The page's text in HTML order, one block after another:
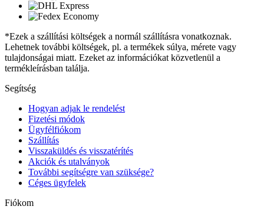
*Ezek a szállítási költségek a normál szállításra vonatkoznak.
Lehetnek további költségek, pl. a termékek súlya, mérete vagy
tulajdonságai miatt. Ezeket az információkat közvetlenül a
termékleírásban találja.
Segítség
Hogyan adjak le rendelést
Fizetési módok
Ügyfélfiókom
Szállítás
Visszaküldés és visszatérítés
Akciók és utalványok
További segítségre van szüksége?
Céges ügyfelek
Fiókom